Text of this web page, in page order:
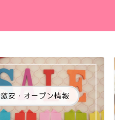
激安・オープン情報